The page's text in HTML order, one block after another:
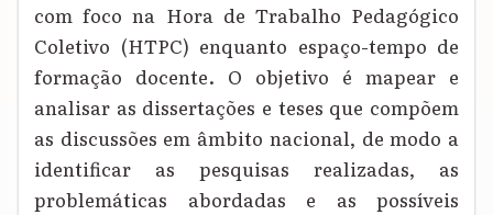
com foco na Hora de Trabalho Pedagógico
Coletivo (HTPC) enquanto espaço-tempo de
formação docente. O objetivo é mapear e
analisar as dissertações e teses que compõem
as discussões em âmbito nacional, de modo a
identificar as pesquisas realizadas, as
problemáticas abordadas e as possíveis